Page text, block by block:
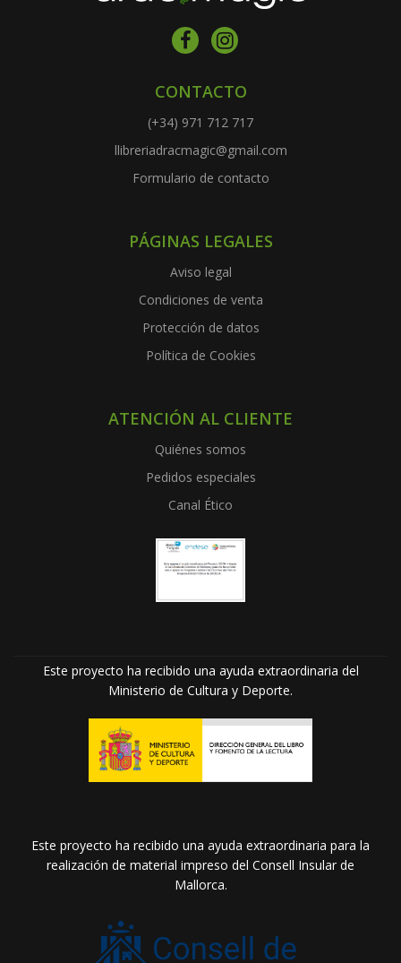
CONTACTO
(+34) 971 712 717
llibreriadracmagic@gmail.com
Formulario de contacto
PÁGINAS LEGALES
Aviso legal
Condiciones de venta
Protección de datos
Política de Cookies
ATENCIÓN AL CLIENTE
Quiénes somos
Pedidos especiales
Canal Ético
Este proyecto ha recibido una ayuda extraordinaria del
Ministerio de Cultura y Deporte.
Este proyecto ha recibido una ayuda extraordinaria para la
realización de material impreso del Consell Insular de
Mallorca.